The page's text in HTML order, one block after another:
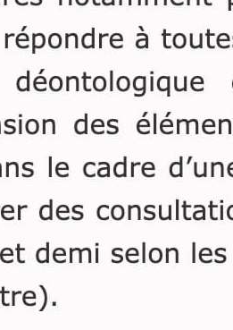
placée sous tutelle.